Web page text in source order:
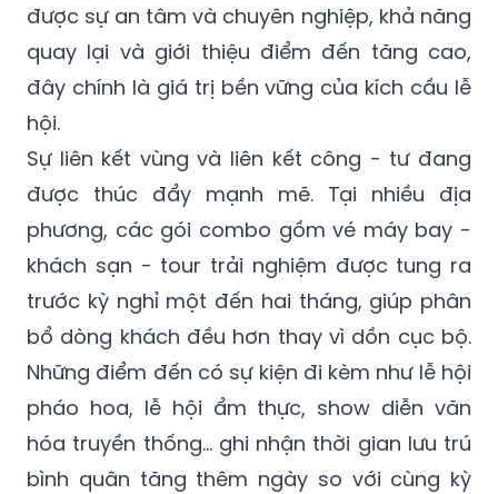
được sự an tâm và chuyên nghiệp, khả năng
quay lại và giới thiệu điểm đến tăng cao,
đây chính là giá trị bền vững của kích cầu lễ
hội.
Sự liên kết vùng và liên kết công - tư đang
được thúc đẩy mạnh mẽ. Tại nhiều địa
phương, các gói combo gồm vé máy bay -
khách sạn - tour trải nghiệm được tung ra
trước kỳ nghỉ một đến hai tháng, giúp phân
bổ dòng khách đều hơn thay vì dồn cục bộ.
Những điểm đến có sự kiện đi kèm như lễ hội
pháo hoa, lễ hội ẩm thực, show diễn văn
hóa truyền thống… ghi nhận thời gian lưu trú
bình quân tăng thêm ngày so với cùng kỳ